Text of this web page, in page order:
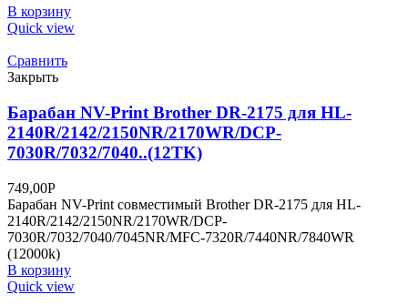
В корзину
Quick view
Сравнить
Закрыть
Барабан NV-Print Brother DR-2175 для HL-
2140R/2142/2150NR/2170WR/DCP-
7030R/7032/7040..(12TK)
749,00Р
Барабан NV-Print совместимый Brother DR-2175 для HL-
2140R/2142/2150NR/2170WR/DCP-
7030R/7032/7040/7045NR/MFC-7320R/7440NR/7840WR
(12000k)
В корзину
Quick view